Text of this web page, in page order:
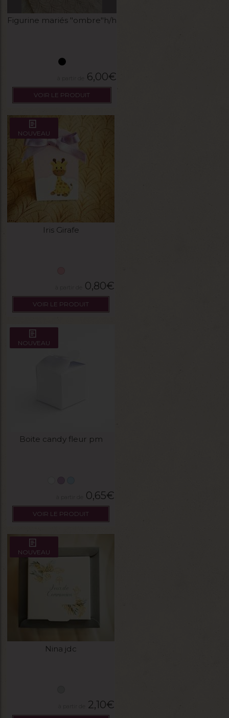
Figurine mariés "ombre"h/h
6,00€
VOIR LE PRODUIT
NOUVEAU
Iris Girafe
0,80€
VOIR LE PRODUIT
NOUVEAU
Boite candy fleur pm
0,65€
VOIR LE PRODUIT
NOUVEAU
Nina jdc
2,10€